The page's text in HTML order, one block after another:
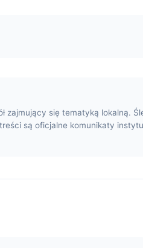
zajmujący się tematyką lokalną.
są oficjalne komunikaty